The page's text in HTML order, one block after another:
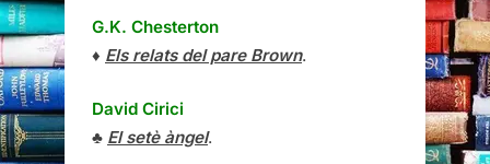
G.K. Chesterton
♦ Els relats del pare Brown.
David Cirici
♣ El setè àngel.